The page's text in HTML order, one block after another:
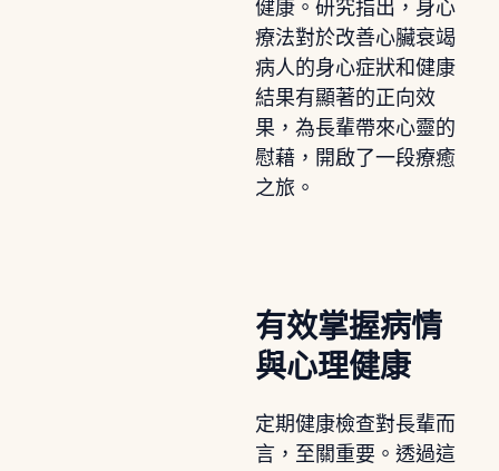
健康。研究指出，身心
療法對於改善心臟衰竭
病人的身心症狀和健康
結果有顯著的正向效
果，為長輩帶來心靈的
慰藉，開啟了一段療癒
之旅。
有效掌握病情
與心理健康
定期健康檢查對長輩而
言，至關重要。透過這